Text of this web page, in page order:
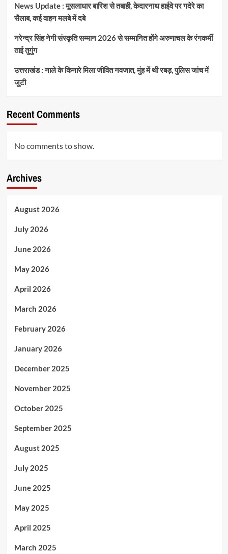
News Update : मूसलाधार बारिश से तबाही, केदारनाथ हाईवे पर गदेरे का
सैलाब, कई वाहन मलबे में दबे
नरेन्द्र सिंह नेगी संस्कृति सम्मान 2026 से सम्मानित होंगे अरुणाचल के रंगकर्मी
ताई तुगुंग
उत्तराखंड : नाले के किनारे मिला जीवित नवजात, मुंह में थी रबड़, पुलिस जांच में
जुटी
Recent Comments
No comments to show.
Archives
August 2026
July 2026
June 2026
May 2026
April 2026
March 2026
February 2026
January 2026
December 2025
November 2025
October 2025
September 2025
August 2025
July 2025
June 2025
May 2025
April 2025
March 2025